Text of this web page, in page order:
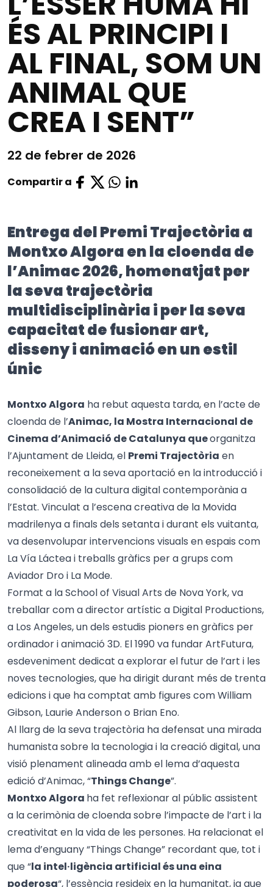
ÉS AL PRINCIPI I
AL FINAL, SOM UN
ANIMAL QUE
CREA I SENT”
22 de febrer de 2026
Compartir a
Entrega del Premi Trajectòria a
Montxo Algora en la cloenda de
l’Animac 2026, homenatjat per
la seva trajectòria
multidisciplinària i per la seva
capacitat de fusionar art,
disseny i animació en un estil
únic
Montxo Algora ha rebut aquesta tarda, en l’acte de
cloenda de l’Animac, la Mostra Internacional de
Cinema d’Animació de Catalunya queorganitza
l’Ajuntament de Lleida, el Premi Trajectòria en
reconeixement a la seva aportació en la introducció i
consolidació de la cultura digital contemporània a
l’Estat. Vinculat a l’escena creativa de la Movida
madrilenya a finals dels setanta i durant els vuitanta,
va desenvolupar intervencions visuals en espais com
La Vía Láctea i treballs gràfics per a grups com
Aviador Dro i La Mode.
Format a la School of Visual Arts de Nova York, va
treballar com a director artístic a Digital Productions,
a Los Angeles, un dels estudis pioners en gràfics per
ordinador i animació 3D. El 1990 va fundar ArtFutura,
esdeveniment dedicat a explorar el futur de l’art i les
noves tecnologies, que ha dirigit durant més de trenta
edicions i que ha comptat amb figures com William
Gibson, Laurie Anderson o Brian Eno.
Al llarg de la seva trajectòria ha defensat una mirada
humanista sobre la tecnologia i la creació digital, una
visió plenament alineada amb el lema d’aquesta
edició d’Animac, “Things Change”.
Montxo Algora ha fet reflexionar al públic assistent
a la cerimònia de cloenda sobre l’impacte de l’art i la
creativitat en la vida de les persones. Ha relacionat el
lema d’enguany “Things Change” recordant que, tot i
que “la intel·ligència artificial és una eina
poderosa“, l’essència resideix en la humanitat, ja que